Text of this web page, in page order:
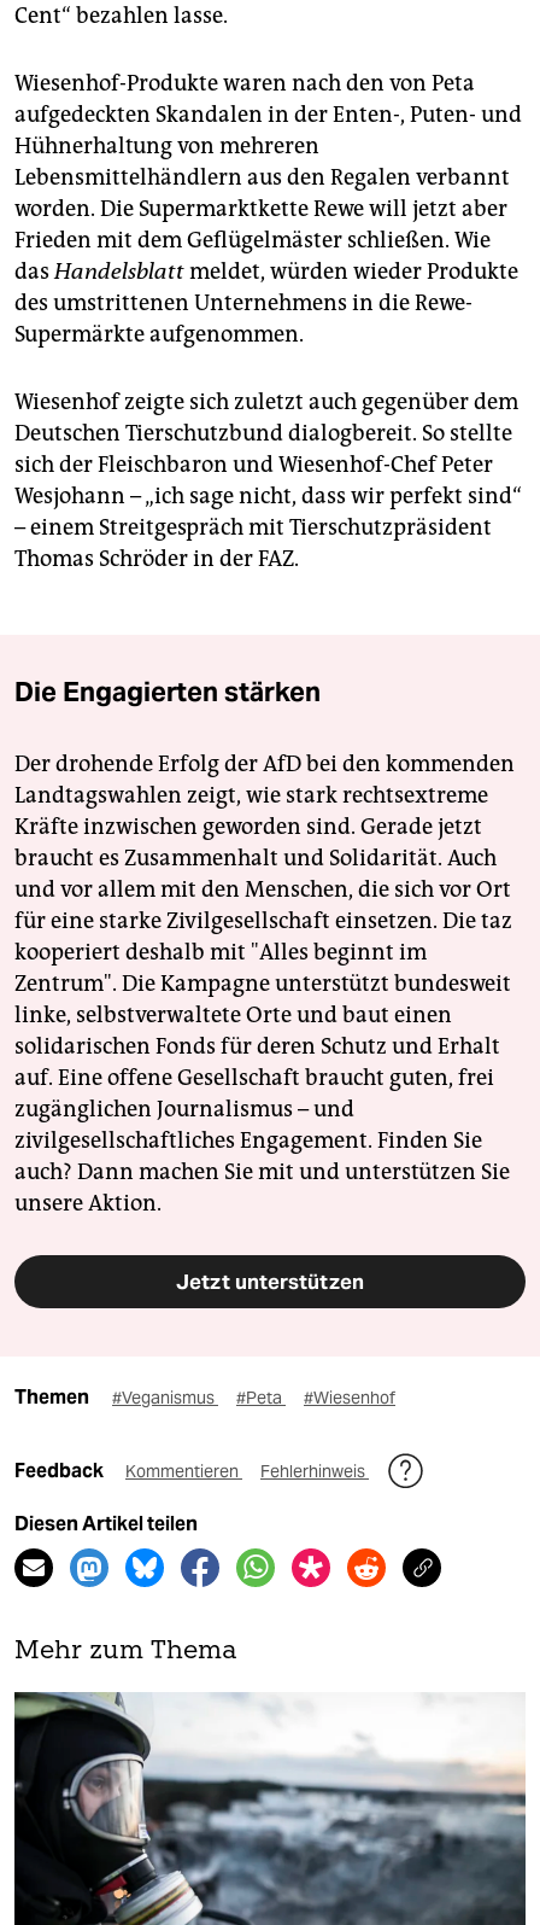
Cent“ bezahlen lasse.
Wiesenhof-Produkte waren nach den von Peta
aufgedeckten Skandalen in der Enten-, Puten- und
Hühnerhaltung von mehreren
Lebensmittelhändlern aus den Regalen verbannt
worden. Die Supermarktkette Rewe will jetzt aber
Frieden mit dem Geflügelmäster schließen. Wie
dasHandelsblattmeldet, würden wieder Produkte
des umstrittenen Unternehmens in die Rewe-
Supermärkte aufgenommen.
Wiesenhof zeigte sich zuletzt auch gegenüber dem
Deutschen Tierschutzbund dialogbereit. So stellte
sich der Fleischbaron und Wiesenhof-Chef Peter
Wesjohann – „ich sage nicht, dass wir perfekt sind“
– einem Streitgespräch mit Tierschutzpräsident
Thomas Schröder in der FAZ.
Die Engagierten stärken
Der drohende Erfolg der AfD bei den kommenden
Landtagswahlen zeigt, wie stark rechtsextreme
Kräfte inzwischen geworden sind. Gerade jetzt
braucht es Zusammenhalt und Solidarität. Auch
und vor allem mit den Menschen, die sich vor Ort
für eine starke Zivilgesellschaft einsetzen. Die taz
kooperiert deshalb mit "Alles beginnt im
Zentrum". Die Kampagne unterstützt bundesweit
linke, selbstverwaltete Orte und baut einen
solidarischen Fonds für deren Schutz und Erhalt
auf. Eine offene Gesellschaft braucht guten, frei
zugänglichen Journalismus – und
zivilgesellschaftliches Engagement. Finden Sie
auch? Dann machen Sie mit und unterstützen Sie
unsere Aktion.
Jetzt unterstützen
Themen #Veganismus #Peta #Wiesenhof
Feedback Kommentieren Fehlerhinweis
Diesen Artikel teilen
Mehr zum Thema